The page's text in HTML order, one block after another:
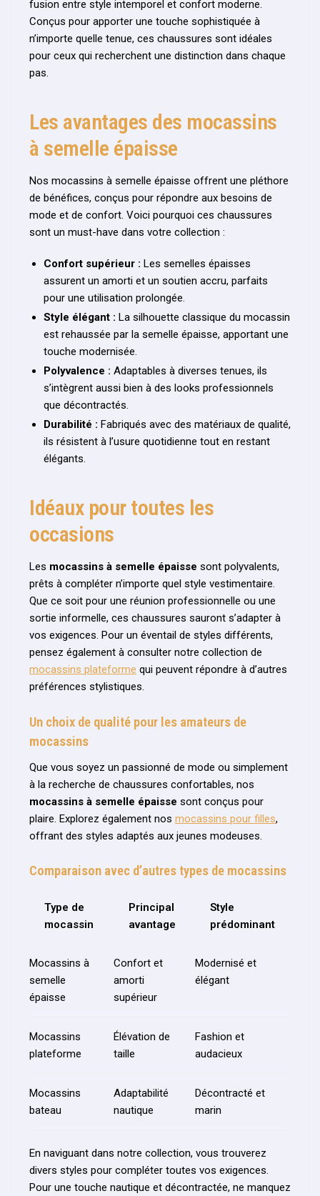
fusion entre style intemporel et confort moderne.
Conçus pour apporter une touche sophistiquée à
n’importe quelle tenue, ces chaussures sont idéales
pour ceux qui recherchent une distinction dans chaque
pas.
Les avantages des mocassins
à semelle épaisse
Nos mocassins à semelle épaisse offrent une pléthore
de bénéfices, conçus pour répondre aux besoins de
mode et de confort. Voici pourquoi ces chaussures
sont un must-have dans votre collection :
Confort supérieur : Les semelles épaisses
assurent un amorti et un soutien accru, parfaits
pour une utilisation prolongée.
Style élégant : La silhouette classique du mocassin
est rehaussée par la semelle épaisse, apportant une
touche modernisée.
Polyvalence : Adaptables à diverses tenues, ils
s’intègrent aussi bien à des looks professionnels
que décontractés.
Durabilité : Fabriqués avec des matériaux de qualité,
ils résistent à l’usure quotidienne tout en restant
élégants.
Idéaux pour toutes les
occasions
Les mocassins à semelle épaisse sont polyvalents,
prêts à compléter n’importe quel style vestimentaire.
Que ce soit pour une réunion professionnelle ou une
sortie informelle, ces chaussures sauront s’adapter à
vos exigences. Pour un éventail de styles différents,
pensez également à consulter notre collection de
mocassins plateforme qui peuvent répondre à d’autres
préférences stylistiques.
Un choix de qualité pour les amateurs de
mocassins
Que vous soyez un passionné de mode ou simplement
à la recherche de chaussures confortables, nos
mocassins à semelle épaisse sont conçus pour
plaire. Explorez également nos mocassins pour filles,
offrant des styles adaptés aux jeunes modeuses.
Comparaison avec d’autres types de mocassins
Type de
mocassin
Principal
avantage
Style
prédominant
Mocassins à
semelle
épaisse
Confort et
amorti
supérieur
Modernisé et
élégant
Mocassins
plateforme
Élévation de
taille
Fashion et
audacieux
Mocassins
bateau
Adaptabilité
nautique
Décontracté et
marin
En naviguant dans notre collection, vous trouverez
divers styles pour compléter toutes vos exigences.
Pour une touche nautique et décontractée, ne manquez